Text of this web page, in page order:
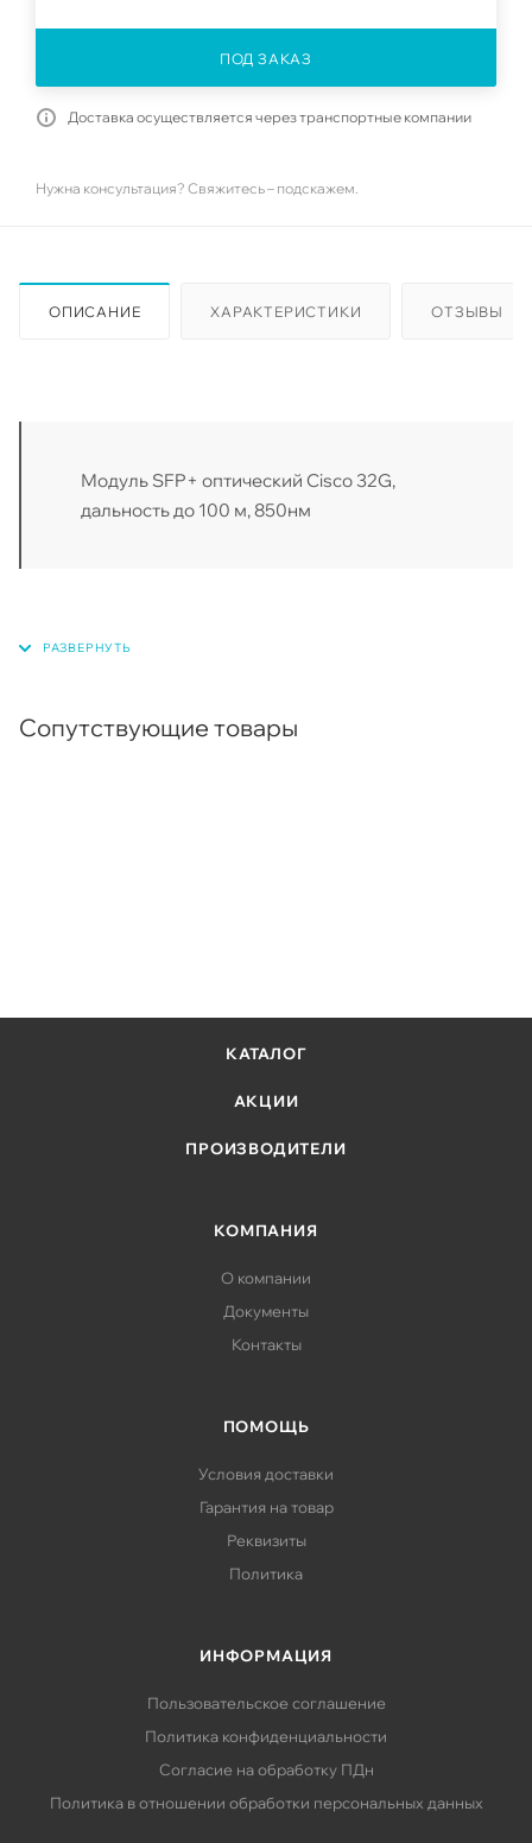
ПОД ЗАКАЗ
Доставка осуществляется через транспортные компании
Нужна консультация? Свяжитесь – подскажем.
ОПИСАНИЕ ХАРАКТЕРИСТИКИ ОТЗЫВЫ
Модуль SFP+ оптический Cisco 32G,
дальность до 100 м, 850нм
Сопутствующие товары
КАТАЛОГ
АКЦИИ
ПРОИЗВОДИТЕЛИ
КОМПАНИЯ
О компании
Документы
Контакты
ПОМОЩЬ
Условия доставки
Гарантия на товар
Реквизиты
Политика
ИНФОРМАЦИЯ
Пользовательское соглашение
Политика конфиденциальности
Согласие на обработку ПДн
Политика в отношении обработки персональных данных